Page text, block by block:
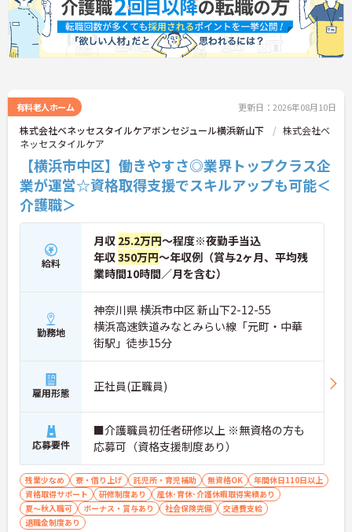
有料老人ホーム 更新日：2026年08月10日
株式会社ベネッセスタイルケアボンセジュール横浜新山下
株式会社ベ
ネッセスタイルケア
【横浜市中区】働きやすさ◎業界トップクラス企
業が運営☆資格取得支援でスキルアップも可能＜
介護職＞
給料
月収 25.2万円～程度※夜勤手当込
年収350万円～年収例（賞与2ヶ月、平均残
業時間10時間／月を含む）
勤務地
神奈川県 横浜市中区 新山下2-12-55
横浜高速鉄道みなとみらい線「元町・中華
街駅」徒歩15分
雇用形態 正社員(正職員)
応募要件
■介護職員初任者研修以上 ※無資格の方も
応募可（資格支援制度あり）
残業少なめ 寮・借り上げ 託児所・育児補助 無資格OK
年間休日110日以上
資格取得サポート
研修制度あり
産休･育休･介護休暇取得実績あり
夏～秋入職可
ボーナス・賞与あり 社会保険完備
交通費支給
退職金制度あり